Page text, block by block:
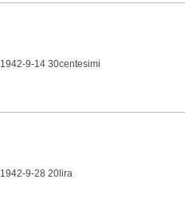
1942-9-14 30centesimi
1942-9-28 20lira